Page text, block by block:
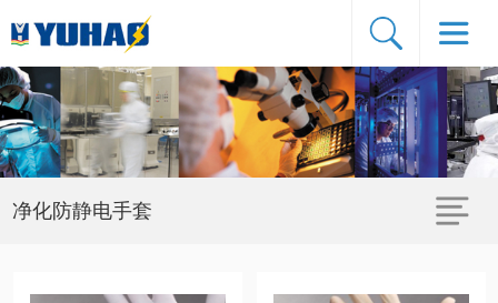
净化防静电手套